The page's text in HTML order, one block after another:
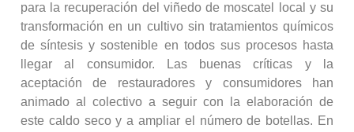
para la recuperación del viñedo de moscatel local y su
transformación en un cultivo sin tratamientos químicos
de síntesis y sostenible en todos sus procesos hasta
llegar al consumidor. Las buenas críticas y la
aceptación de restauradores y consumidores han
animado al colectivo a seguir con la elaboración de
este caldo seco y a ampliar el número de botellas. En